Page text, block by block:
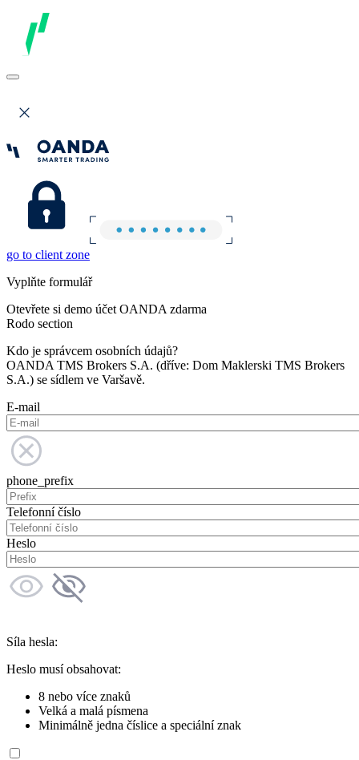
go to client zone
Vyplňte formulář
Otevřete si demo účet OANDA zdarma
Rodo section
Kdo je správcem osobních údajů?
OANDA TMS Brokers S.A. (dříve: Dom Maklerski TMS Brokers
S.A.) se sídlem ve Varšavě.
E-mail
phone_prefix
Telefonní číslo
Heslo
Síla hesla:
Heslo musí obsahovat:
8 nebo více znaků
Velká a malá písmena
Minimálně jedna číslice a speciální znak